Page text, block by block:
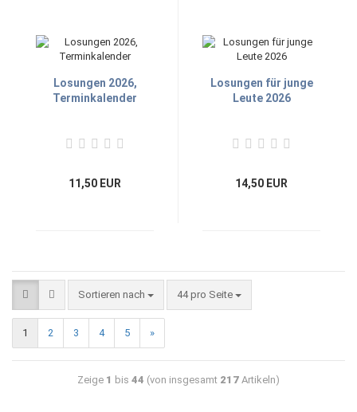
Losungen 2026,
Terminkalender
11,50 EUR
Losungen für junge
Leute 2026
14,50 EUR
Sortieren nach 44 pro Seite
1 2 3 4 5 »
Zeige 1 bis 44 (von insgesamt 217 Artikeln)